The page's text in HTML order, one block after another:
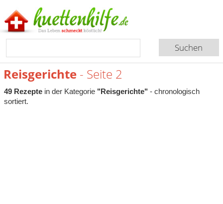
Reisgerichte - Seite 2
49 Rezeptein der Kategorie "Reisgerichte" - chronologisch
sortiert.